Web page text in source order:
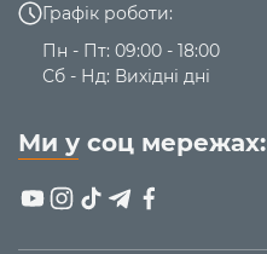
Графік роботи:
Пн - Пт: 09:00 - 18:00
Сб - Нд: Вихідні дні
Ми у соц мережах: